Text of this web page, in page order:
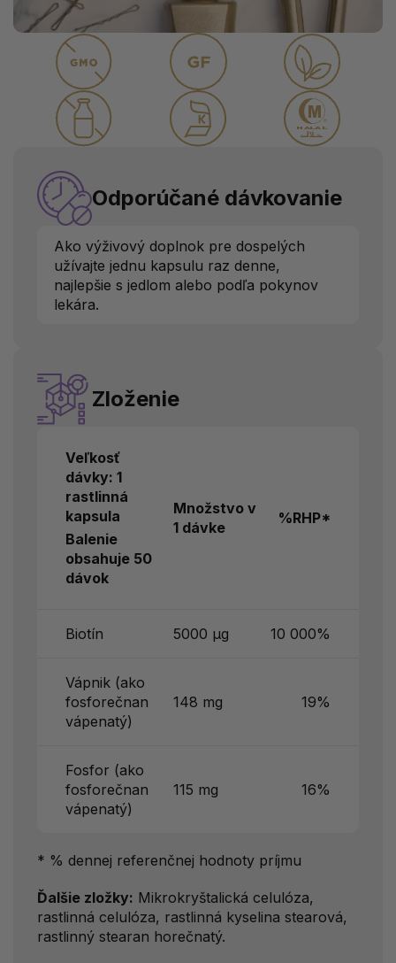
Odporúčané dávkovanie
Ako výživový doplnok pre dospelých
užívajte jednu kapsulu raz denne,
najlepšie s jedlom alebo podľa pokynov
lekára.
Zloženie
Veľkosť
dávky: 1
rastlinná
kapsula
Balenie
obsahuje 50
dávok
Množstvo v
1 dávke
%RHP*
Biotín 5000 μg 10 000%
Vápnik (ako
fosforečnan
vápenatý)
148 mg 19%
Fosfor (ako
fosforečnan
vápenatý)
115 mg 16%
* % dennej referenčnej hodnoty príjmu
Ďalšie zložky: Mikrokryštalická celulóza,
rastlinná celulóza, rastlinná kyselina stearová,
rastlinný stearan horečnatý.